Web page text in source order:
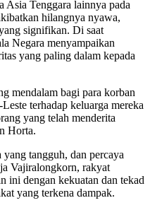
Asia Tenggara lainnya pada
hilangnya nyawa,
signifikan. Di saat
Negara menyampaikan
yang paling dalam kepada
mendalam bagi para korban
terhadap keluarga mereka
yang telah menderita
Horta.
tangguh, dan percaya
Vajiralongkorn, rakyat
ini dengan kekuatan dan tekad
yang terkena dampak.